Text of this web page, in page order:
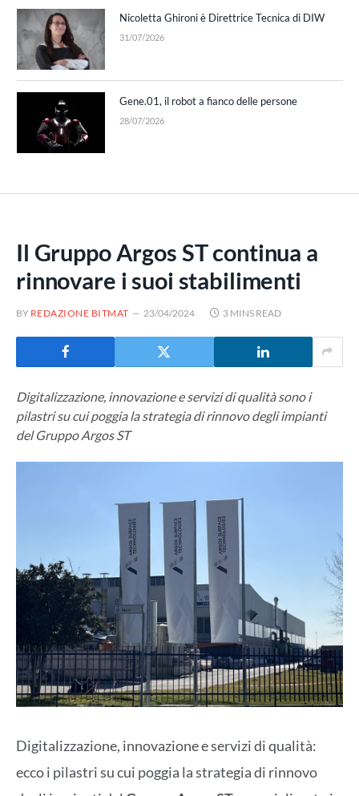
Nicoletta Ghironi è Direttrice Tecnica di DIW
31/07/2026
Gene.01, il robot a fianco delle persone
28/07/2026
Il Gruppo Argos ST continua a
rinnovare i suoi stabilimenti
BY REDAZIONE BITMAT 23/04/2024 3 MINS READ
Digitalizzazione, innovazione e servizi di qualità sono i
pilastri su cui poggia la strategia di rinnovo degli impianti
del Gruppo Argos ST
Digitalizzazione, innovazione e servizi di qualità:
ecco i pilastri su cui poggia la strategia di rinnovo